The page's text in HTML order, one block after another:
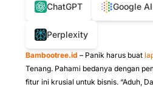
ChatGPT Google AI
Perplexity
Bambootree.id – Panik harus buat
Tenang. Pahami bedanya dengan
fitur ini krusial untuk bisnis. “Aduh,